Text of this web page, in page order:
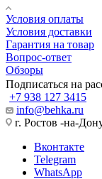
Условия оплаты
Условия доставки
Гарантия на товар
Вопрос-ответ
Обзоры
Подписаться на
+7 938 127 3415
info@behka.ru
г. Ростов -на-
Вконтакте
Telegram
WhatsApp